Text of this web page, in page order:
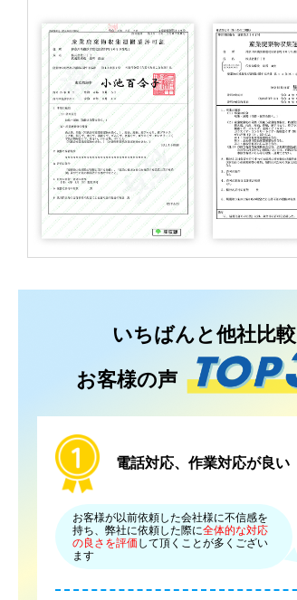
いちばんと他社比較
お客様の声
電話対応、作業対応が良い
お客様が以前依頼した会社様に不信感を
持ち、弊社に依頼した際に全体的な対応
の良さを評価 して頂くことが多くござい
ます